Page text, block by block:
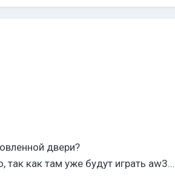
двери?
как там уже будут играть aw3...